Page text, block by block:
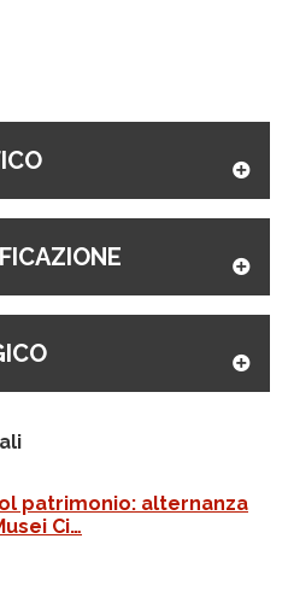
patrimonio: alternanza
Ci…